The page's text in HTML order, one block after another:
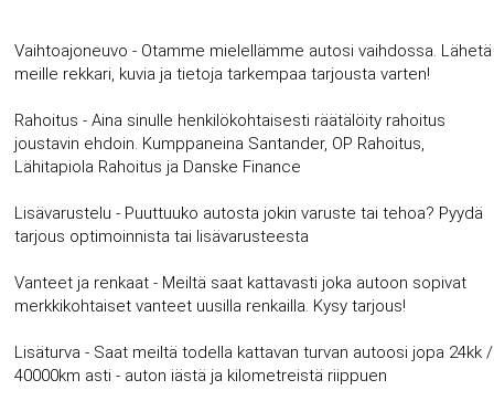
Vaihtoajoneuvo - Otamme mielellämme autosi vaihdossa. Lähetä
meille rekkari, kuvia ja tietoja tarkempaa tarjousta varten!
Rahoitus - Aina sinulle henkilökohtaisesti räätälöity rahoitus
joustavin ehdoin. Kumppaneina Santander, OP Rahoitus,
Lähitapiola Rahoitus ja Danske Finance
Lisävarustelu - Puuttuuko autosta jokin varuste tai tehoa? Pyydä
tarjous optimoinnista tai lisävarusteesta
Vanteet ja renkaat - Meiltä saat kattavasti joka autoon sopivat
merkkikohtaiset vanteet uusilla renkailla. Kysy tarjous!
Lisäturva - Saat meiltä todella kattavan turvan autoosi jopa 24kk /
40000km asti - auton iästä ja kilometreistä riippuen